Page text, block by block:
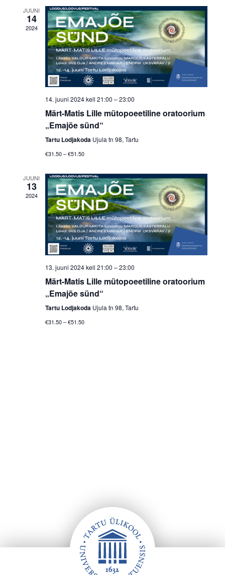
JUUNI
14
2024
14. juuni 2024 kell 21:00 –23:00
Märt-Matis Lille mütopoeetiline oratoorium
„Emajõe sünd“
Tartu Lodjakoda Ujula tn 98, Tartu
€31.50 – €51.50
JUUNI
13
2024
13. juuni 2024 kell 21:00 –23:00
Märt-Matis Lille mütopoeetiline oratoorium
„Emajõe sünd“
Tartu Lodjakoda Ujula tn 98, Tartu
€31.50 – €51.50